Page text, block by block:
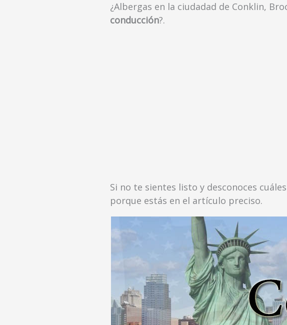
¿Albergas en la ciudadad de Conklin,
conducción?.
Si no te sientes listo y desconoces
porque estás en el artículo preciso.